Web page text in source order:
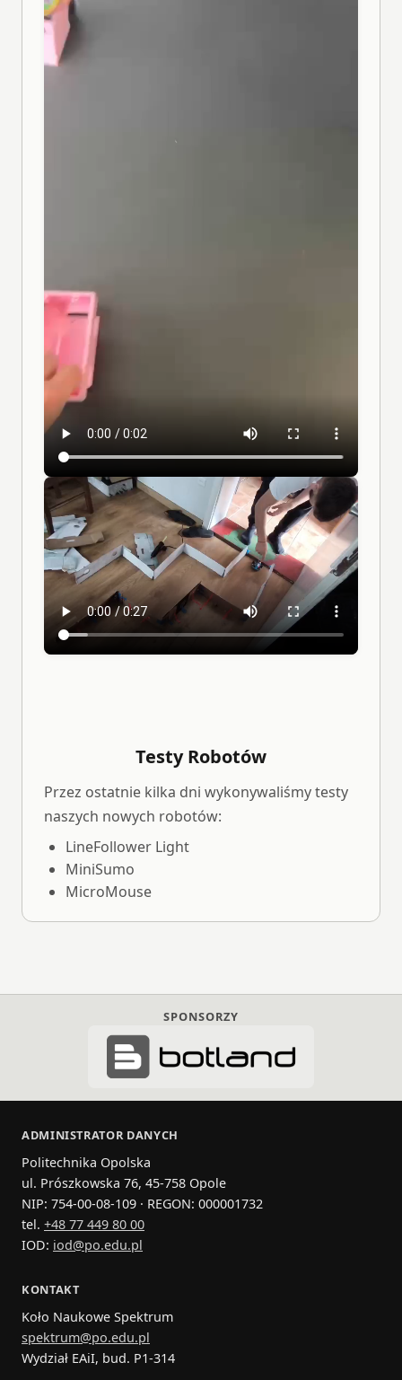
Testy Robotów
Przez ostatnie kilka dni wykonywaliśmy testy
naszych nowych robotów:
LineFollower Light
MiniSumo
MicroMouse
SPONSORZY
ADMINISTRATOR DANYCH
Politechnika Opolska
ul. Prószkowska 76, 45-758 Opole
NIP: 754-00-08-109 · REGON: 000001732
tel. +48 77 449 80 00
IOD: iod@po.edu.pl
KONTAKT
Koło Naukowe Spektrum
spektrum@po.edu.pl
Wydział EAiI, bud. P1‑314